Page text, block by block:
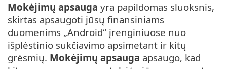
Mokėjimų apsauga yra papildomas sluoksnis,
skirtas apsaugoti jūsų finansiniams
duomenims „Android“ įrenginiuose nuo
išplėstinio sukčiavimo apsimetant ir kitų
grėsmių. Mokėjimų apsauga apsaugo, kad